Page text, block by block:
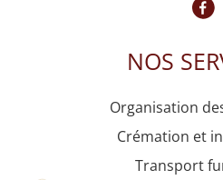
NOS
Organisation
Crémation et
Transport